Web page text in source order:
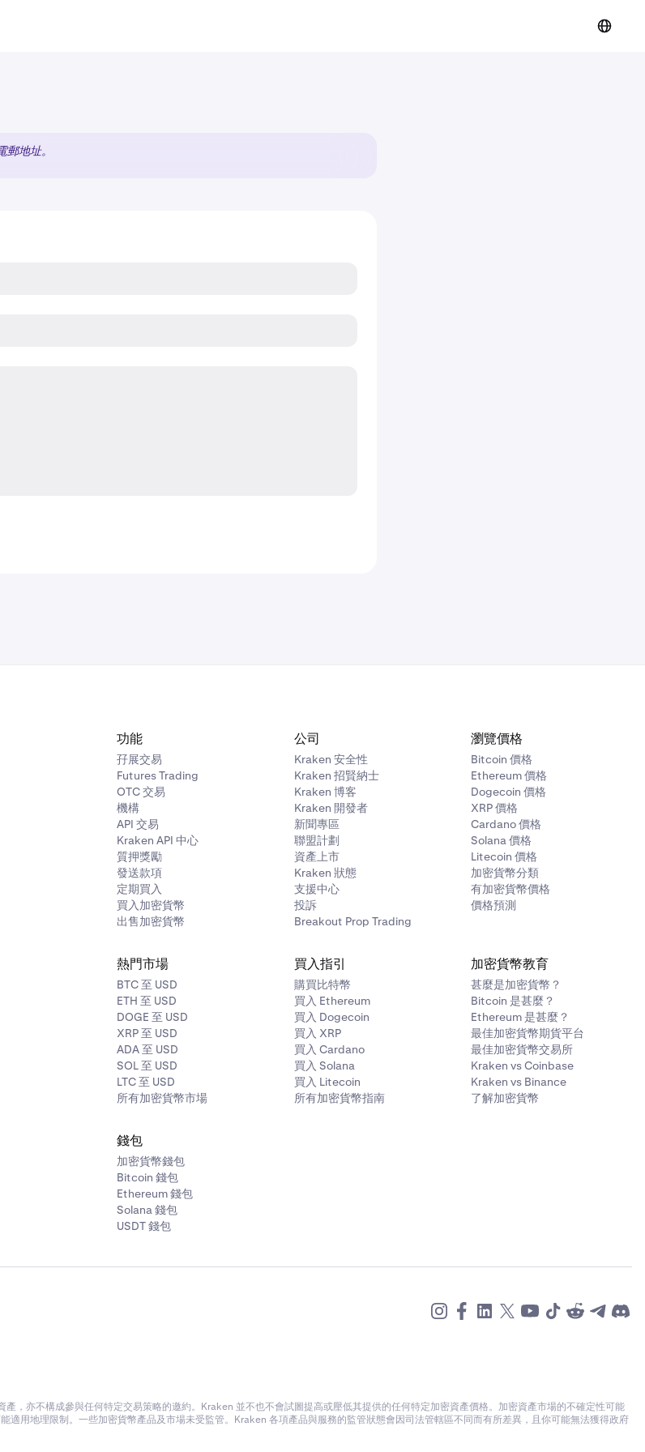
地址。
功能
孖展交易
Futures Trading
OTC 交易
機構
API 交易
Kraken API 中心
質押獎勵
發送款項
定期買入
買入加密貨幣
出售加密貨幣
公司
Kraken 安全性
Kraken 招賢納士
Kraken 博客
Kraken 開發者
新聞專區
聯盟計劃
資產上市
Kraken 狀態
支援中心
投訴
Breakout Prop Trading
瀏覽價格
Bitcoin 價格
Ethereum 價格
Dogecoin 價格
XRP 價格
Cardano 價格
Solana 價格
Litecoin 價格
加密貨幣分類
有加密貨幣價格
價格預測
熱門市場
BTC 至 USD
ETH 至 USD
DOGE 至 USD
XRP 至 USD
ADA 至 USD
SOL 至 USD
LTC 至 USD
所有加密貨幣市場
買入指引
購買比特幣
買入 Ethereum
買入 Dogecoin
買入 XRP
買入 Cardano
買入 Solana
買入 Litecoin
所有加密貨幣指南
加密貨幣教育
甚麼是加密貨幣？
Bitcoin 是甚麼？
Ethereum 是甚麼？
最佳加密貨幣期貨平台
最佳加密貨幣交易所
Kraken vs Coinbase
Kraken vs Binance
了解加密貨幣
錢包
加密貨幣錢包
Bitcoin 錢包
Ethereum 錢包
Solana 錢包
USDT 錢包
，亦不構成參與任何特定交易策略的邀約。Kraken 並不也不會試圖提高或壓低其提供的任何特定加密資產價格。加密資產市場的不確定性可能
用地理限制。一些加密貨幣產品及市場未受監管。Kraken 各項產品與服務的監管狀態會因司法管轄區不同而有所差異，且你可能無法獲得政府